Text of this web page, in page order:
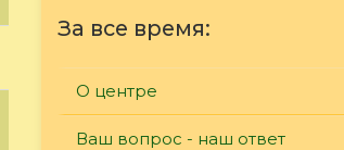
За все время:
О центре
Ваш вопрос - наш ответ